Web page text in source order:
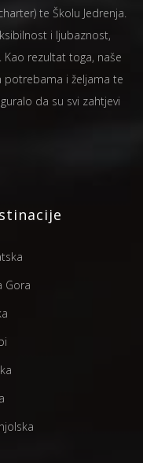
te Školu Jedrenja.
i ljubaznost,
Kao rezultat toga, naše
potrebama i željama te
da su svi zahtjevi
Gora